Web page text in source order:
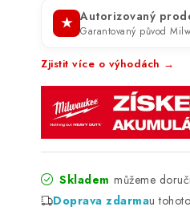
★ Autorizovaný
Garantovaný původ
Zjistit více o výhodách →
Skladem
Doprava zdarmau